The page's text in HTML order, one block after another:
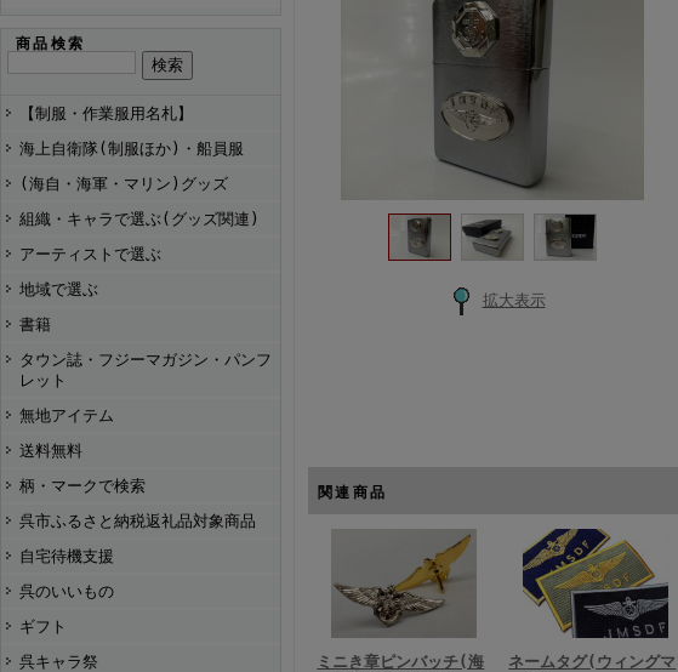
商品検索
【制服・作業服用名札】
海上自衛隊(制服ほか)・船員服
(海自・海軍・マリン)グッズ
組織・キャラで選ぶ(グッズ関連)
アーティストで選ぶ
地域で選ぶ
書籍
タウン誌・フジーマガジン・パンフ
レット
無地アイテム
送料無料
柄・マークで検索
呉市ふるさと納税返礼品対象商品
自宅待機支援
呉のいいもの
ギフト
呉キャラ祭
拡大表示
関連商品
ミニき章ピンバッチ(海
ネームタグ(ウィングマ